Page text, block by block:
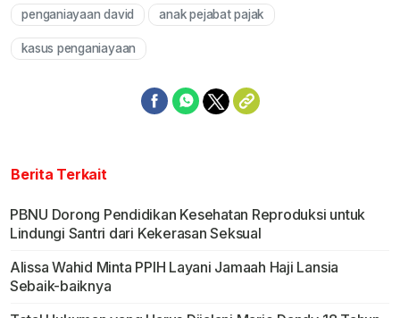
penganiayaan david anak pejabat pajak
kasus penganiayaan
Berita Terkait
PBNU Dorong Pendidikan Kesehatan Reproduksi untuk
Lindungi Santri dari Kekerasan Seksual
Alissa Wahid Minta PPIH Layani Jamaah Haji Lansia
Sebaik-baiknya